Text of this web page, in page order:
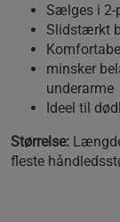
Sælges i 2-
Slidstærkt
minsker
underarme
Ideel til
Størrelse:
fleste